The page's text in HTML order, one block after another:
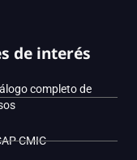
de interés
completo de
CMIC